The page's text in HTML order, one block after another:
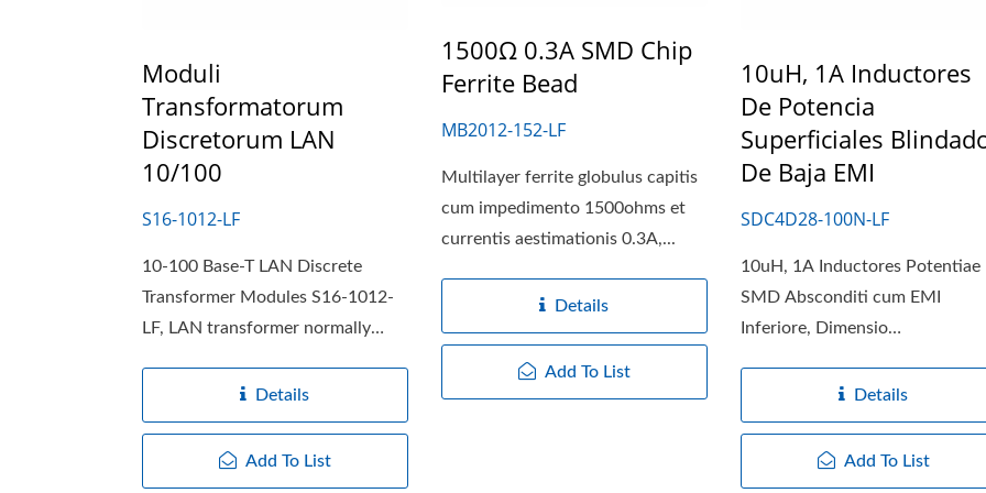
Moduli
Transformatorum
Discretorum LAN
10/100
S16-1012-LF
10-100 Base-T LAN Discrete
Transformer Modules S16-1012-
LF, LAN transformer normally
Details
Add To List
1500Ω 0.3A SMD Chip
Ferrite Bead
MB2012-152-LF
Multilayer ferrite globulus capitis
cum impedimento 1500ohms et
currentis aestimationis 0.3A,...
Details
Add To List
10uH, 1A Inductores
De Potencia
Superficiales
De Baja EMI
SDC4D28-100N-LF
10uH, 1A Inductores Potentiae
SMD Absconditi cum EMI
Inferiore, Dimensio
Details
Add To List